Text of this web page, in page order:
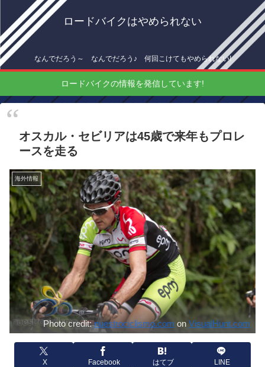
ロードバイクはやめられない
なんでだろう～ なんでだろう♪ 何回こけてもやめられない!
ロードバイクの情報を発信しています!
オスカル・セビリアは45歳で来年もプロレ
ースを走る
海外情報
Photo credit:nuestrociclismo.com on VisualHunt.com
X Facebook はてブ LINE